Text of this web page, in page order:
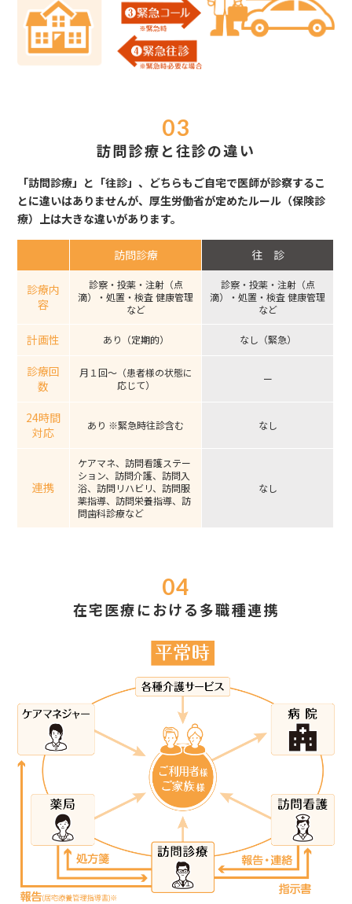
訪問診療と往診の違い
「訪問診療」と「往診」、どちらもご自宅で医師が診察するこ
とに違いはありませんが、厚生労働省が定めたルール（保険診
療）上は大きな違いがあります。
訪問診療 往 診
診療内
容
診察・投薬・注射（点
滴）・処置・検査 健康管理
など
診察・投薬・注射（点
滴）・処置・検査 健康管理
など
計画性 あり（定期的） なし（緊急）
診療回
数
月１回～（患者様の状態に
応じて）
ー
24時間
対応
あり ※緊急時往診含む なし
連携
ケアマネ、訪問看護ステー
ション、訪問介護、訪問入
浴、訪問リハビリ、訪問服
薬指導、訪問栄養指導、訪
問歯科診療など
なし
在宅医療における多職種連携